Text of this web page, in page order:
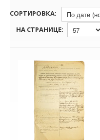
СОРТИРОВКА:
НА СТРАНИЦЕ: